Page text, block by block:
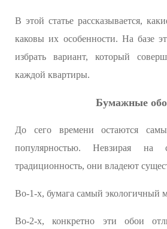
В этой статье рассказывается,
каковы их особенности. На базе
избрать вариант, который
каждой квартиры.
Бумажные
До сего времени остаются
популярностью. Невзирая
традиционность, они владеют
Во-1-х, бумага самый экологичный
Во-2-х, конкретно эти обои